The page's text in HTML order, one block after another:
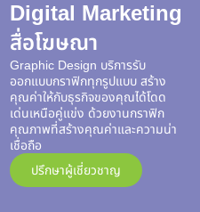
Digital Marketing
สื่อโฆษณา
Graphic Design บริการรับ
ออกแบบกราฟิกทุกรูปแบบ สร้าง
คุณค่าให้กับธุรกิจของคุณได้โดด
เด่นเหนือคู่แข่ง ด้วยงานกราฟิก
คุณภาพที่สร้างคุณค่าและความน่า
เชื่อถือ
ปรึกษาผู้เชี่ยวชาญ